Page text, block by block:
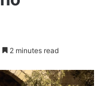
2 minutes read